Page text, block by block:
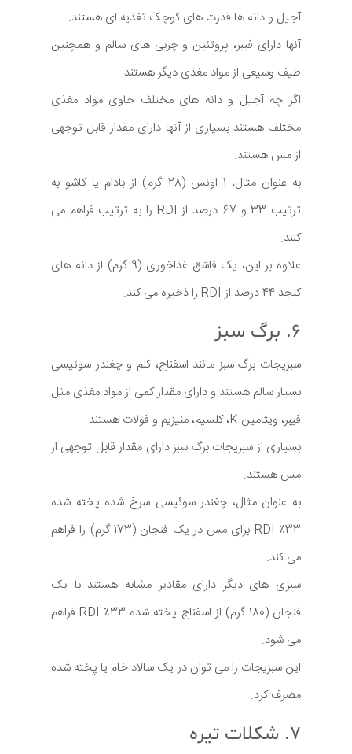
آجیل و دانه ها قدرت های کوچک تغذیه ای هستند.
آنها دارای فیبر، پروتئین و چربی های سالم و همچنین
طیف وسیعی از مواد مغذی دیگر هستند.
اگر چه آجیل و دانه های مختلف حاوی مواد مغذی
مختلف هستند بسیاری از آنها دارای مقدار قابل توجهی
از مس هستند.
به عنوان مثال، 1 اونس (28 گرم) از بادام یا کاشو به
ترتیب 33 و 67 درصد از RDI را به ترتیب فراهم می
کنند.
علاوه بر این، یک قاشق غذاخوری (9 گرم) از دانه های
کنجد 44 درصد از RDI را ذخیره می کند.
۶. برگ سبز
سبزیجات برگ سبز مانند اسفناج، کلم و چغندر سوئیسی
بسیار سالم هستند و دارای مقدار کمی از مواد مغذی مثل
فیبر، ویتامین K، کلسیم، منیزیم و فولات هستند
بسیاری از سبزیجات برگ سبز دارای مقدار قابل توجهی از
مس هستند.
به عنوان مثال، چغندر سوئیسی سرخ شده پخته شده
33٪ RDI برای مس در یک فنجان (173 گرم) را فراهم
می کند.
سبزی های دیگر دارای مقادیر مشابه هستند با یک
فنجان (180 گرم) از اسفناج پخته شده 33٪ RDI فراهم
می شود.
این سبزیجات را می توان در یک سالاد خام یا پخته شده
مصرف کرد.
۷. شکلات تیره